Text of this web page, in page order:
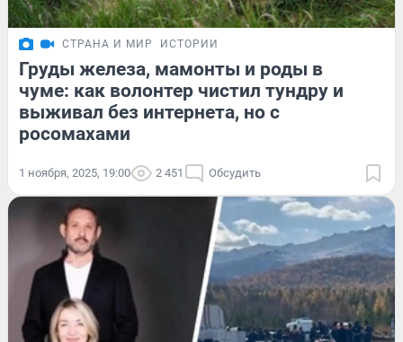
СТРАНА И МИР ИСТОРИИ
Груды железа, мамонты и роды в
чуме: как волонтер чистил тундру и
выживал без интернета, но с
росомахами
1 ноября, 2025, 19:00 2 451 Обсудить